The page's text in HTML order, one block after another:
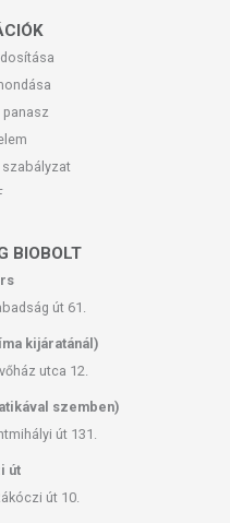
panasz
szabályzat
BIOBOLT
út 61.
kijáratánál)
utca 12.
szemben)
út 131.
út
út 10.